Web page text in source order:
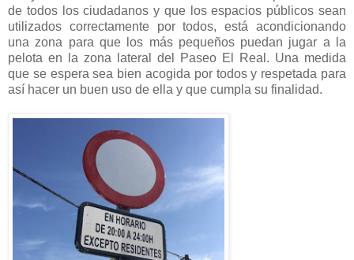
de todos los ciudadanos y que los espacios públicos sean
utilizados correctamente por todos, está acondicionando
una zona para que los más pequeños puedan jugar a la
pelota en la zona lateral del Paseo El Real. Una medida
que se espera sea bien acogida por todos y respetada para
así hacer un buen uso de ella y que cumpla su finalidad.